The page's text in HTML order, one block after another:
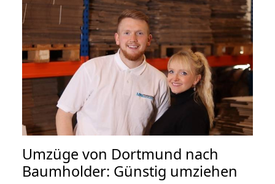
Umzüge von Dortmund nach
Baumholder: Günstig umziehen